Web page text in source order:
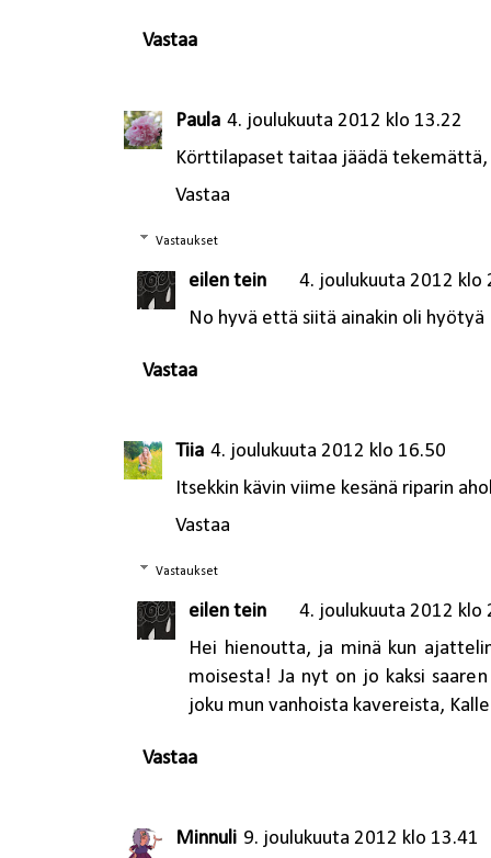
Vastaa
Paula 4. joulukuuta 2012 klo 13.22
Körttilapaset taitaa jäädä
Vastaa
Vastaukset
eilen tein
4. joulukuuta 2012 klo
No hyvä että siitä ainakin oli hyötyä
Vastaa
Tiia 4. joulukuuta 2012 klo 16.50
Itsekkin kävin viime kesänä riparin
Vastaa
Vastaukset
eilen tein
4. joulukuuta 2012 klo
Hei hienoutta, ja minä kun
moisesta! Ja nyt on jo kaksi
joku mun vanhoista kavereista,
Vastaa
Minnuli 9. joulukuuta 2012 klo 13.41